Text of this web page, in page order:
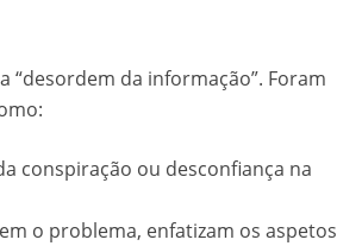
“desordem da informação”. Foram
conspiração ou desconfiança na
o problema, enfatizam os aspetos